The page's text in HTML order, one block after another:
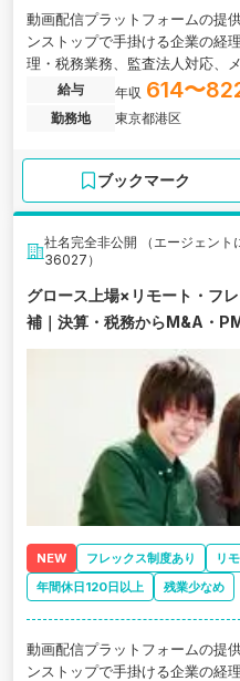
動画配信プラットフォームの提
ンストップで手掛ける企業の経
理・税務業務、監査法人対応、
く携わりながら、特に単体決算
いただきます。
給与 年収 614〜
勤務地
東京都港区
ブックマーク
社名完全非公開 （エージェン
36027）
グロース上場×リモート・フ
補｜決算・税務からM&A・
NEW フレックス制度あり リ
年間休日120日以上
残業少なめ
動画配信プラットフォームの提
ンストップで手掛ける企業の経